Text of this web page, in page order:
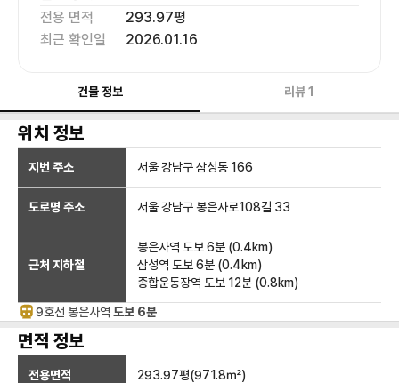
전용 면적
293.97평
최근 확인일
2026.01.16
건물 정보 리뷰1
위치 정보
지번 주소 서울 강남구 삼성동 166
도로명 주소 서울 강남구 봉은사로108길 33
근처 지하철
봉은사역 도보 6분 (0.4km)
삼성역 도보 6분 (0.4km)
종합운동장역 도보 12분 (0.8km)
9호선 봉은사역 도보 6분
면적 정보
전용면적 293.97평(971.8㎡)